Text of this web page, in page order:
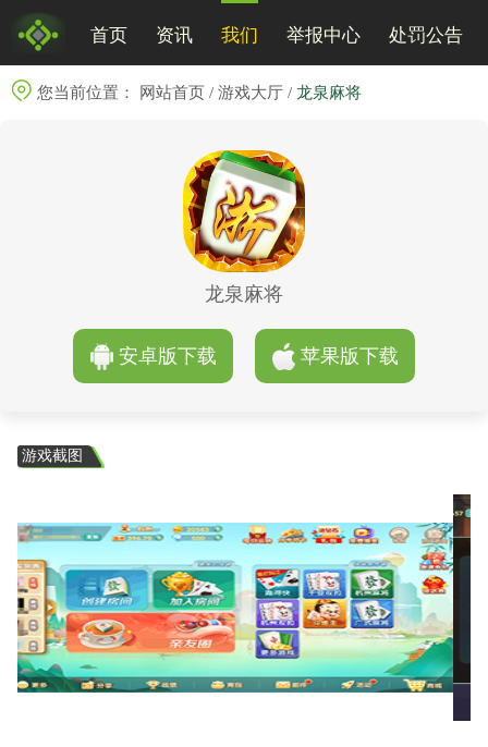
首页 资讯 我们 举报中心 处罚公告
您当前位置： 网站首页 / 游戏大厅 / 龙泉麻将
龙泉麻将
安卓版下载 苹果版下载
游戏截图